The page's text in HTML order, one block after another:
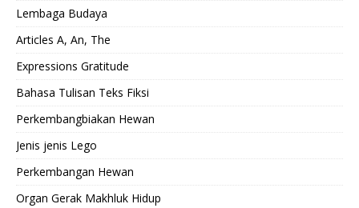
Lembaga Budaya
Articles A, An, The
Expressions Gratitude
Bahasa Tulisan Teks Fiksi
Perkembangbiakan Hewan
Jenis jenis Lego
Perkembangan Hewan
Organ Gerak Makhluk Hidup